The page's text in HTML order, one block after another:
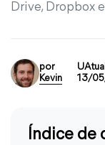
Drive, Dropbox
por
Kevin
13/
Índice de